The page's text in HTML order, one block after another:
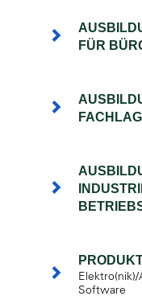
FÜR
Software